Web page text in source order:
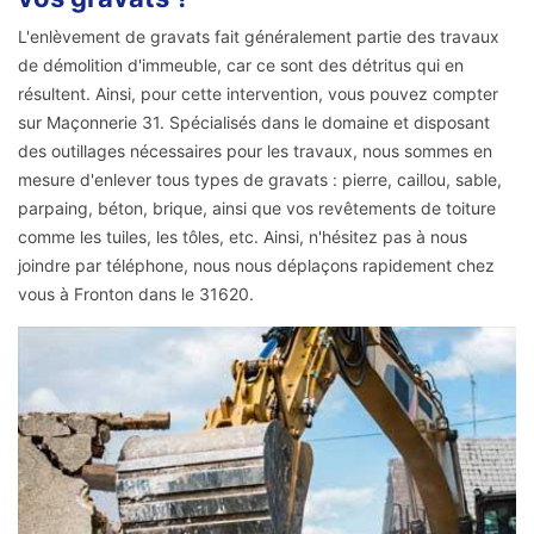
L'enlèvement de gravats fait généralement partie des travaux
de démolition d'immeuble, car ce sont des détritus qui en
résultent. Ainsi, pour cette intervention, vous pouvez compter
sur Maçonnerie 31. Spécialisés dans le domaine et disposant
des outillages nécessaires pour les travaux, nous sommes en
mesure d'enlever tous types de gravats : pierre, caillou, sable,
parpaing, béton, brique, ainsi que vos revêtements de toiture
comme les tuiles, les tôles, etc. Ainsi, n'hésitez pas à nous
joindre par téléphone, nous nous déplaçons rapidement chez
vous à Fronton dans le 31620.